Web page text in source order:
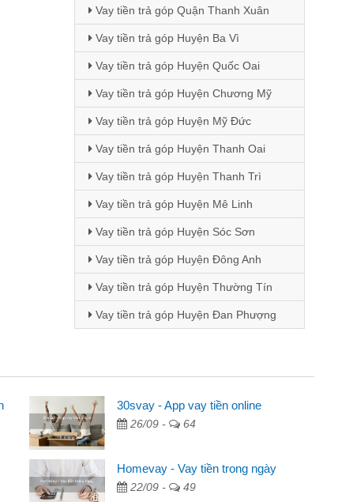
Vay tiền trả góp Quận Thanh Xuân
Vay tiền trả góp Huyện Ba Vì
Vay tiền trả góp Huyện Quốc Oai
Vay tiền trả góp Huyện Chương Mỹ
Vay tiền trả góp Huyện Mỹ Đức
Vay tiền trả góp Huyện Thanh Oai
Vay tiền trả góp Huyện Thanh Trì
Vay tiền trả góp Huyện Mê Linh
Vay tiền trả góp Huyện Sóc Sơn
Vay tiền trả góp Huyện Đông Anh
Vay tiền trả góp Huyện Thường Tín
Vay tiền trả góp Huyện Đan Phượng
quảng cáo trên facebook. Tôi là
tiền nhà, sinh nhật bạn bè, mà đọc
nên tôi quyết định vay
30svay - App vay tiền online
26/09 - 64
Homevay - Vay tiền trong ngày
22/09 - 49